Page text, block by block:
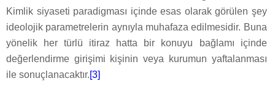
Kimlik siyaseti paradigması içinde esas olarak görülen şey
ideolojik parametrelerin aynıyla muhafaza edilmesidir. Buna
yönelik her türlü itiraz hatta bir konuyu bağlamı içinde
değerlendirme girişimi kişinin veya kurumun yaftalanması
ile sonuçlanacaktır.[3]